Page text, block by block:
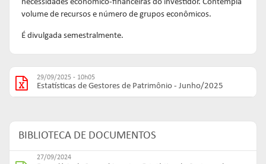
necessidades econômico-financeiras do investidor. Contempla
volume de recursos e número de grupos econômicos.
É divulgada semestralmente.
29/09/2025 - 10h05
Estatísticas de Gestores de Patrimônio - Junho/2025
BIBLIOTECA DE DOCUMENTOS
27/09/2024